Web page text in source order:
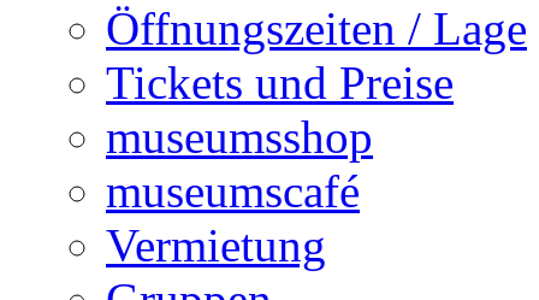
Öffnungszeiten / Lage
Tickets und Preise
museumsshop
museumscafé
Vermietung